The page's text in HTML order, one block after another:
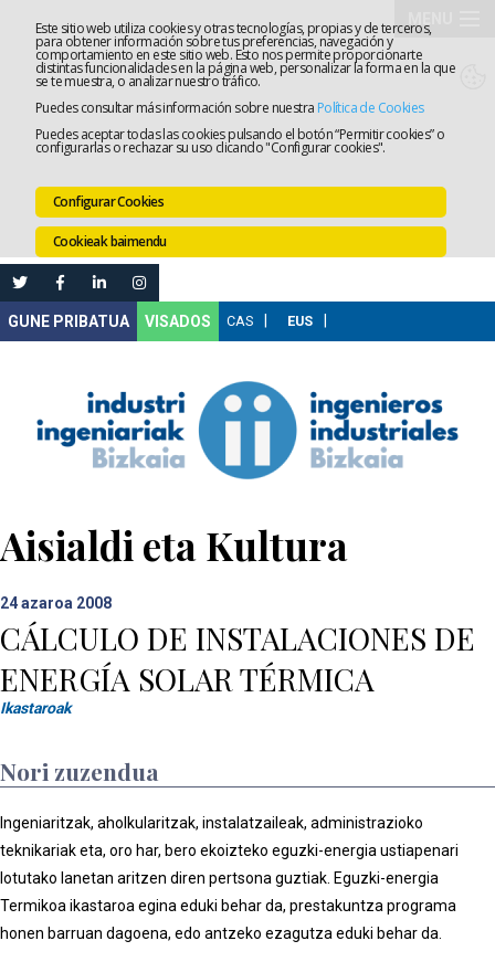
Este sitio web utiliza cookies y otras tecnologías, propias y de terceros,
para obtener información sobre tus preferencias, navegación y
comportamiento en este sitio web. Esto nos permite proporcionarte
distintas funcionalidades en la página web, personalizar la forma en la que
se te muestra, o analizar nuestro tráfico.
Puedes consultar más información sobre nuestra Política de Cookies
Puedes aceptar todas las cookies pulsando el botón “Permitir cookies” o
configurarlas o rechazar su uso clicando "Configurar cookies".
Configurar Cookies
Cookieak baimendu
VISADOS
Aisialdi eta Kultura
24azaroa 2008
CÁLCULO DE INSTALACIONES DE
ENERGÍA SOLAR TÉRMICA
Ikastaroak
Nori zuzendua
Ingeniaritzak, aholkularitzak, instalatzaileak, administrazioko
teknikariak eta, oro har, bero ekoizteko eguzki-energia ustiapenari
lotutako lanetan aritzen diren pertsona guztiak. Eguzki-energia
Termikoa ikastaroa egina eduki behar da, prestakuntza programa
honen barruan dagoena, edo antzeko ezagutza eduki behar da.
Elkargoa
Lanaren
Leihatila